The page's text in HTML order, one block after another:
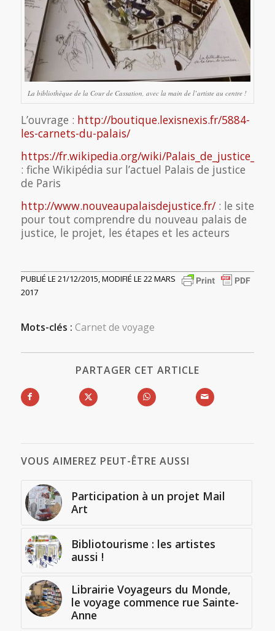
La bibliothèque de la Cour de Cassation, avec la main de l’artiste au centre !
L’ouvrage : http://boutique.lexisnexis.fr/5884-
les-carnets-du-palais/
https://fr.wikipedia.org/wiki/
: fiche Wikipédia sur l’actuel Palais de justice
de Paris
http://www.nouveaupalaisdejustice.fr/: le site
pour tout comprendre du nouveau palais de
justice, le projet, les étapes et les acteurs
PUBLIÉ LE 21/12/2015, MODIFIÉ LE 22 MARS
2017
Mots-clés : Carnet de voyage
PARTAGER CET ARTICLE
VOUS AIMEREZ PEUT-ÊTRE AUSSI
Participation à un projet Mail
Art
Bibliotourisme : les artistes
aussi !
Librairie Voyageurs du Monde,
le voyage commence rue Sainte-
Anne